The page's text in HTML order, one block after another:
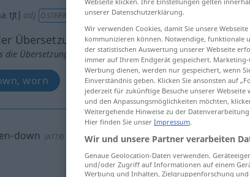
adj ÖSTERR UMG
Übersetzungen
die Übersetzung anklicken/antippen)
worn
down (ATTR)
unserer Datenschutzerklärung.
Wir verwenden Cookies, damit Sie unsere
kommunizieren können. Notwendige, funktionale
der statistischen Auswertung unserer Webseite
immer auf Ihrem Endgerät gespeichert.
Werbung dienen, werden nur gespeichert, wenn
Einverständnis geben. Klicken Sie ansonsten auf
jederzeit für zukünftige Besuche unserer
und den Anpassungsmöglichkeiten möchten,
Weitergehende Hinweise zu der
Hier finden Sie unser Impressum.
Wir und unsere Partner verarbeiten
Genaue Geolocation-Daten verwenden.
und/oder Zugriff auf Informationen auf einem
Werbung und Inhalten, Zielgruppenforschung